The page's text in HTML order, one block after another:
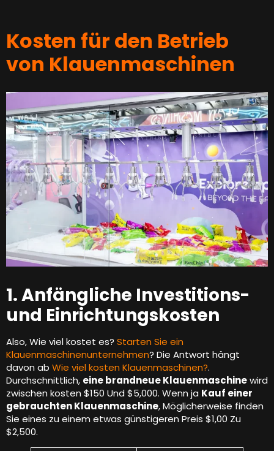
Kosten für den Betrieb
von Klauenmaschinen
1. Anfängliche Investitions-
und Einrichtungskosten
Also, Wie viel kostet es? Starten Sie ein
Klauenmaschinenunternehmen? Die Antwort hängt
davon ab Wie viel kosten Klauenmaschinen?.
Durchschnittlich, eine brandneue Klauenmaschinewird
zwischen kosten $150 Und $5,000. Wenn ja Kauf einer
gebrauchten Klauenmaschine, Möglicherweise finden
Sie eines zu einem etwas günstigeren Preis $1,00 Zu
$2,500.